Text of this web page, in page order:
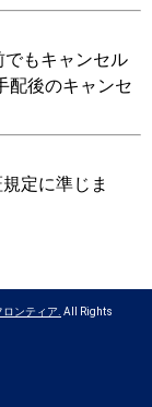
もキャンセル
配後のキャンセ
定に準じま
ンティア. All Rights